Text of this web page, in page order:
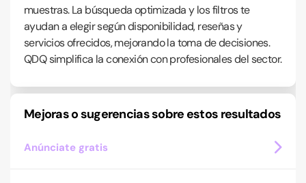
muestras. La búsqueda optimizada y los filtros te
ayudan a elegir según disponibilidad, reseñas y
servicios ofrecidos, mejorando la toma de decisiones.
QDQ simplifica la conexión con profesionales del sector.
Mejoras o sugerencias sobre estos resultados
Anúnciate gratis